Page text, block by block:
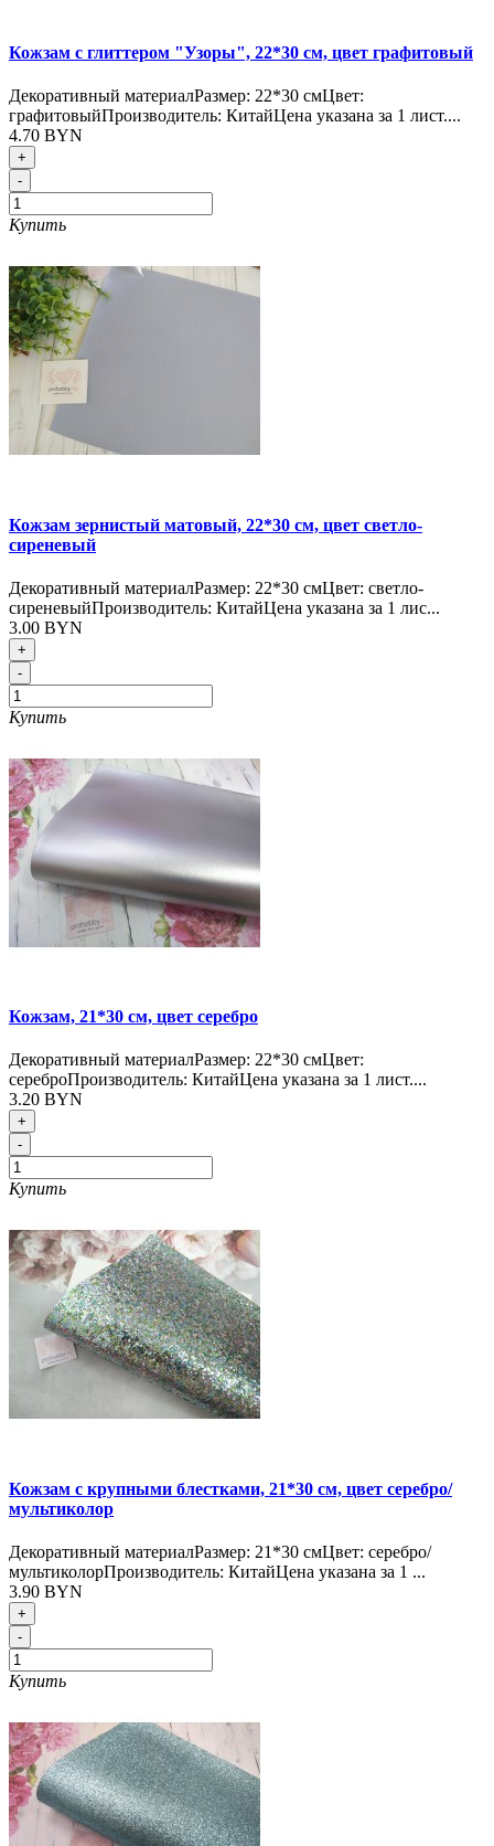
Кожзам с глиттером "Узоры", 22*30 см, цвет графитовый
Декоративный материалРазмер: 22*30 смЦвет:
графитовыйПроизводитель: КитайЦена указана за 1 лист....
4.70 BYN
+
-
Купить
Кожзам зернистый матовый, 22*30 см, цвет светло-
сиреневый
Декоративный материалРазмер: 22*30 смЦвет: светло-
сиреневыйПроизводитель: КитайЦена указана за 1 лис...
3.00 BYN
+
-
Купить
Кожзам, 21*30 см, цвет серебро
Декоративный материалРазмер: 22*30 смЦвет:
сереброПроизводитель: КитайЦена указана за 1 лист....
3.20 BYN
+
-
Купить
Кожзам с крупными блестками, 21*30 см, цвет серебро/
мультиколор
Декоративный материалРазмер: 21*30 смЦвет: серебро/
мультиколорПроизводитель: КитайЦена указана за 1 ...
3.90 BYN
+
-
Купить